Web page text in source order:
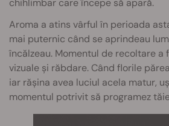
chihlimbar care începe să apară.
Aroma a atins vârful în perioada
mai puternic când se aprindeau
încălzeau. Momentul de recoltare a
vizuale și răbdare. Când florile
iar rășina avea luciul acela matur,
momentul potrivit să programez